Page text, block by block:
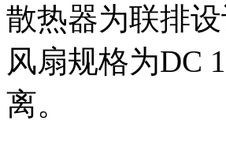
散热器为联排
风扇规格为DC
离。